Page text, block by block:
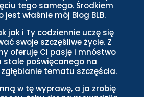
tego samego. Środkiem
jest właśnie mój Blog BLB.
jak i Ty codziennie uczę się
swoje szczęśliwe życie. Z
oferuję Ci pasję i mnóstwo
stale poświęcanego na
tematu szczęścia.
w tę wyprawę, a ja zrobię